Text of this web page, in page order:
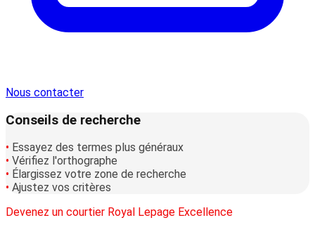
Nous contacter
Conseils de recherche
• Essayez des termes plus généraux
• Vérifiez l'orthographe
• Élargissez votre zone de recherche
• Ajustez vos critères
Devenez un courtier Royal Lepage Excellence